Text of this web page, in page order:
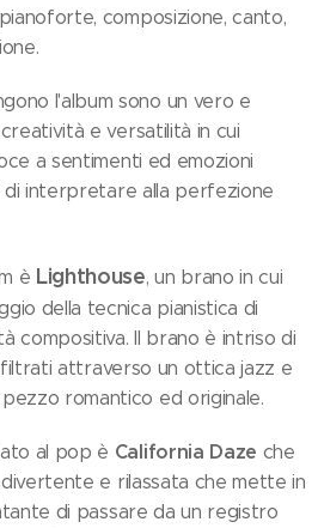
composizione, canto,
l'album sono un vero e
e versatilità in cui
a sentimenti ed emozioni
di interpretare alla perfezione
è Lighthouse, un brano in cui
della tecnica pianistica di
compositiva. Il brano è intriso di
attraverso un ottica jazz e
romantico ed originale.
al pop è California Daze che
e rilassata che mette in
di passare da un registro